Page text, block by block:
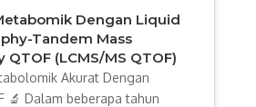
Dengan Liquid
Tandem Mass
(LCMS/MS QTOF)
Akurat Dengan
🔬 Dalam beberapa tahun